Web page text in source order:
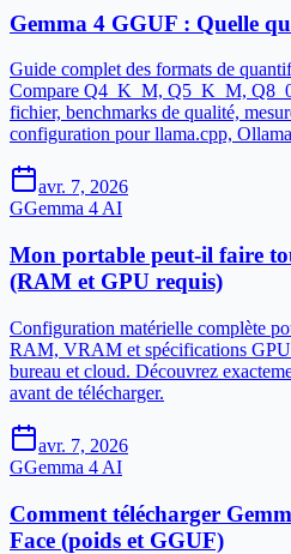
Gemma 4 GGUF : Quelle
Guide complet des formats de
Compare Q4_K_M, Q5_K_M,
fichier, benchmarks de qualité,
configuration pour llama.cpp,
avr. 7, 2026
GGemma 4 AI
Mon portable peut-il faire
(RAM et GPU requis)
Configuration matérielle complète
RAM, VRAM et spécifications GPU
bureau et cloud. Découvrez
avant de télécharger.
avr. 7, 2026
GGemma 4 AI
Comment télécharger
Face (poids et GGUF)